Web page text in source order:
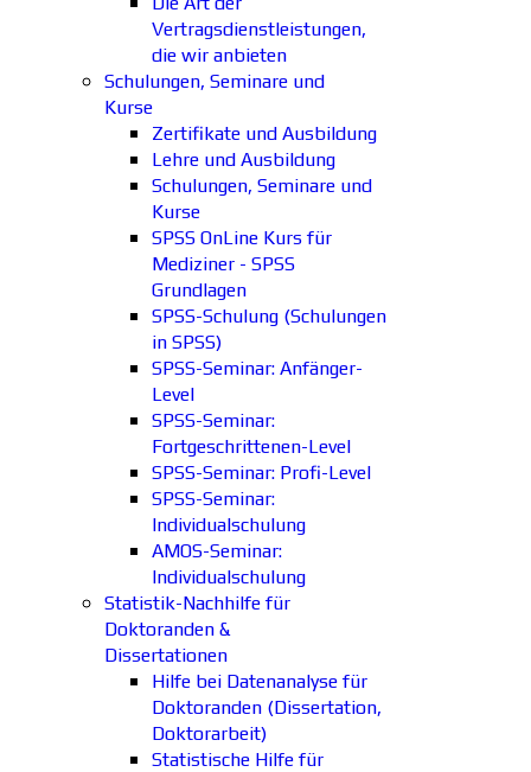
Vertragsdienstleistungen,
die wir anbieten
Schulungen, Seminare und
Kurse
Zertifikate und Ausbildung
Lehre und Ausbildung
Schulungen, Seminare und
Kurse
SPSS OnLine Kurs für
Mediziner - SPSS
Grundlagen
SPSS-Schulung (Schulungen
in SPSS)
SPSS-Seminar: Anfänger-
Level
SPSS-Seminar:
Fortgeschrittenen-Level
SPSS-Seminar: Profi-Level
SPSS-Seminar:
Individualschulung
AMOS-Seminar:
Individualschulung
Statistik-Nachhilfe für
Doktoranden &
Dissertationen
Hilfe bei Datenanalyse für
Doktoranden (Dissertation,
Doktorarbeit)
Statistische Hilfe für